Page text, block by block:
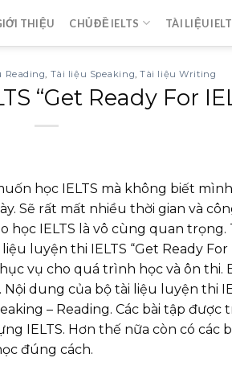
THIỆU CHỦ ĐỀ IELTS TÀI LIỆU
Reading, Tài liệu Speaking,Tài liệu Writing
“Get Ready For
học IELTS mà không biết
Sẽ rất mất nhiều thời gian và
IELTS là vô cùng quan
luyện thi IELTS “Get Ready For
vụ cho quá trình học và ôn thi.
dung của bộ tài liệu luyện thi
– Reading. Các bài tập được
IELTS. Hơn thế nữa còn có các
đúng cách.